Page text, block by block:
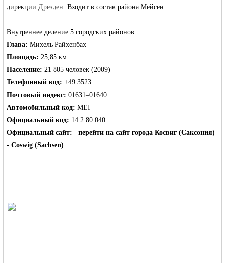
объявления в
дирекции Дрезден. Входит в состав района Мейсен.
Внутреннее деление 5 городских районов
Глава: Михель Райхенбах
Площадь:25,85 км
Население:21 805 человек (2009)
Телефонный код:+49 3523
Почтовый индекс:01631–01640
Автомобильный код: MEI
Официальный код: 14 2 80 040
Официальный сайт:
перейти на сайт города Косвиг (Саксония)
- Coswig (Sachsen)